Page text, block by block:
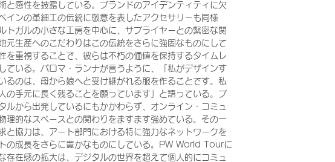
と感性を披露している。ブランドのアイデンティティに欠
インの革細工の伝統に敬意を表したアクセサリーも同様
トガルの小さな工房を中心に、サプライヤーとの緊密な関
元生産へのこだわりはこの伝統をさらに強固なものにして
を重視することで、彼らは不朽の価値を保持するタイムレ
ている。パロマ・ランナが言うように、「私がデザインす
るのは、母から娘へと受け継がれる服を作ることです。私
の手元に長く残ることを願っています」と語っている。プ
ルから出発しているにもかかわらず、オンライン・コミュ
理的なスペースとの関わりをますます強めている。その一
と協力は、アート部門における特に強力なネットワークを
の成長をさらに豊かなものにしている。PW World Tourに
存在感の拡大は、デジタルの世界を超えて個人的にコミュ